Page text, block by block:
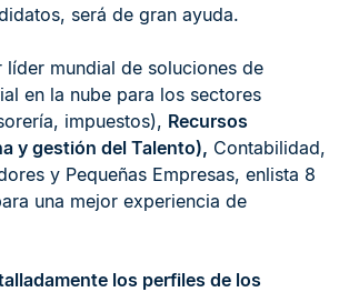
será de gran ayuda.
líder mundial de soluciones de
en la nube para los sectores
impuestos), Recursos
y gestión del Talento), Contabilidad,
y Pequeñas Empresas, enlista 8
una mejor experiencia de
los perfiles de los